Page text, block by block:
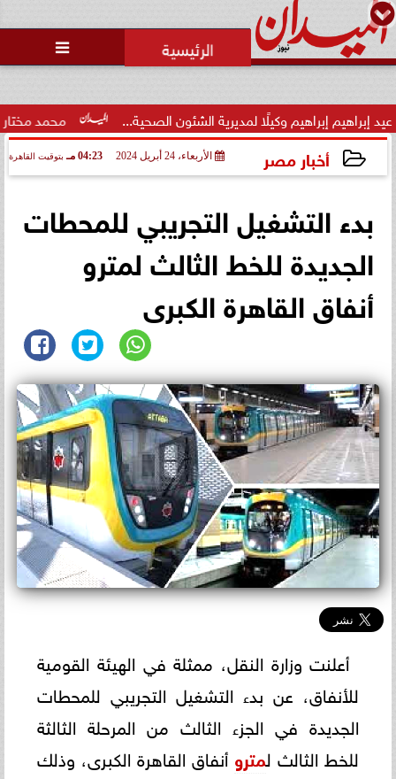

محمد مختار جمعة: لن يهنأ الكيان لمديرية الشئون الصحية...
أخبار مصر الأربعاء، 24 أبريل 2024 04:23 مـ بتوقيت القاهرة
بدء التشغيل التجريبي للمحطات
الجديدة للخط الثالث لمترو
أنفاق القاهرة الكبرى
أعلنت وزارة النقل، ممثلة في الهيئة القومية
للأنفاق، عن بدء التشغيل التجريبي للمحطات
الجديدة في الجزء الثالث من المرحلة الثالثة
للخط الثالث لمترو أنفاق القاهرة الكبرى، وذلك
حالة غليان في نادي الشيخ زايد:
اتهامات للجنة المؤقتة بـ ”التواطؤ”